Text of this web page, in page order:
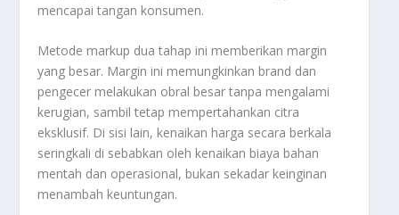
mencapai tangan konsumen.
Metode markup dua tahap ini memberikan margin
yang besar. Margin ini memungkinkan brand dan
pengecer melakukan obral besar tanpa mengalami
kerugian, sambil tetap mempertahankan citra
eksklusif. Di sisi lain, kenaikan harga secara berkala
seringkali di sebabkan oleh kenaikan biaya bahan
mentah dan operasional, bukan sekadar keinginan
menambah keuntungan.